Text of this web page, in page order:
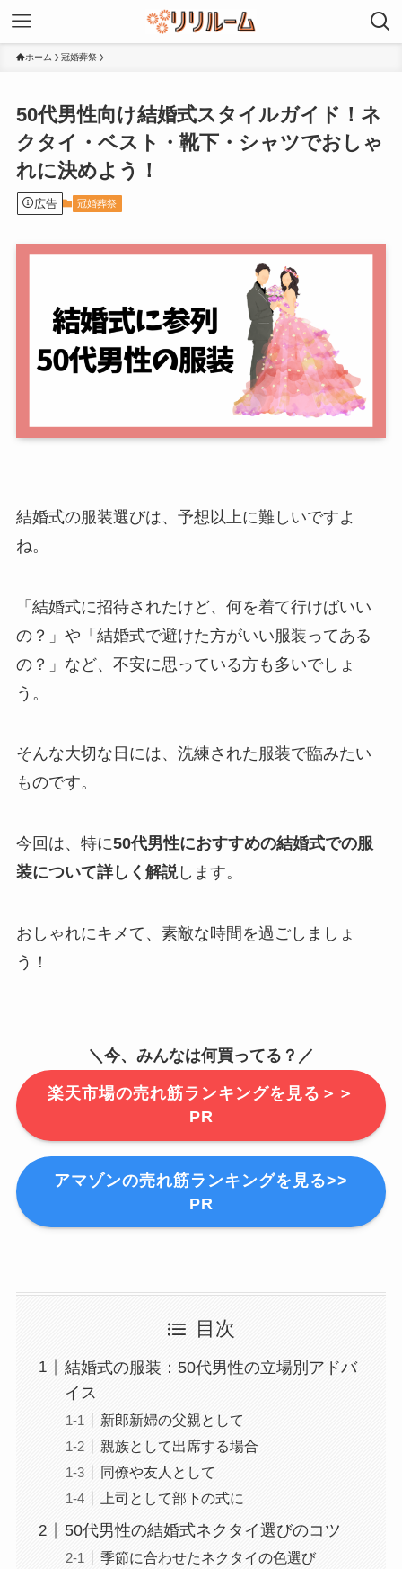
ホーム 冠婚葬祭
50代男性向け結婚式スタイルガイド！ネ
クタイ・ベスト・靴下・シャツでおしゃ
れに決めよう！
広告 冠婚葬祭
結婚式の服装選びは、予想以上に難しいですよ
ね。
「結婚式に招待されたけど、何を着て行けばいい
の？」や「結婚式で避けた方がいい服装ってある
の？」など、不安に思っている方も多いでしょ
う。
そんな大切な日には、洗練された服装で臨みたい
ものです。
今回は、特に50代男性におすすめの結婚式での服
装について詳しく解説します。
おしゃれにキメて、素敵な時間を過ごしましょ
う！
＼今、みんなは何買ってる？／
楽天市場の売れ筋ランキングを見る＞＞
PR
アマゾンの売れ筋ランキングを見る>>
PR
目次
結婚式の服装：50代男性の立場別アドバ
イス
新郎新婦の父親として
親族として出席する場合
同僚や友人として
上司として部下の式に
50代男性の結婚式ネクタイ選びのコツ
季節に合わせたネクタイの色選び